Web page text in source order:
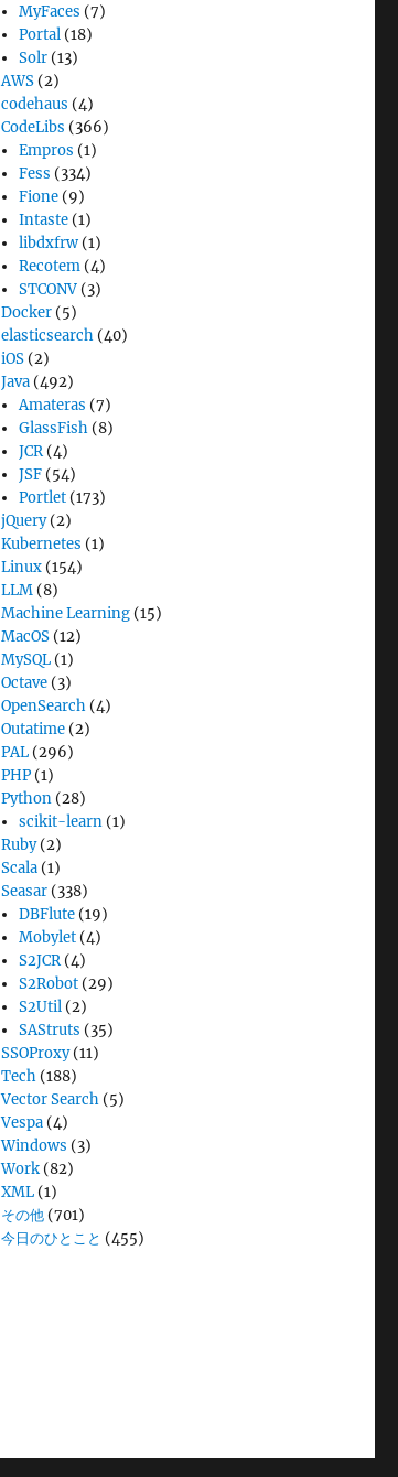
MyFaces (7)
Portal (18)
Solr (13)
AWS (2)
codehaus (4)
CodeLibs (366)
Empros (1)
Fess (334)
Fione (9)
Intaste (1)
libdxfrw (1)
Recotem (4)
STCONV (3)
Docker (5)
elasticsearch (40)
iOS (2)
Java (492)
Amateras (7)
GlassFish (8)
JCR(4)
JSF (54)
Portlet (173)
jQuery(2)
Kubernetes (1)
Linux (154)
LLM (8)
Machine Learning (15)
MacOS (12)
MySQL (1)
Octave (3)
OpenSearch (4)
Outatime (2)
PAL (296)
PHP (1)
Python (28)
scikit-learn (1)
Ruby(2)
Scala (1)
Seasar (338)
DBFlute (19)
Mobylet (4)
S2JCR(4)
S2Robot (29)
S2Util (2)
SAStruts (35)
SSOProxy(11)
Tech (188)
Vector Search (5)
Vespa (4)
Windows (3)
Work (82)
XML (1)
その他 (701)
今日のひとこと (455)